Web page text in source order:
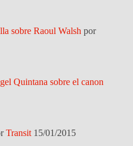
sobre Raoul Walsh por
Quintana sobre el canon
Transit 15/01/2015